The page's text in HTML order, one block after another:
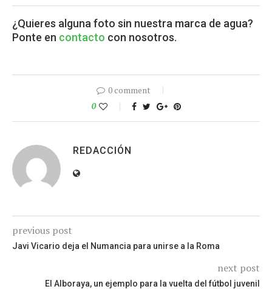
¿Quieres alguna foto sin nuestra marca de agua?
Ponte en contacto con nosotros.
0 comment
0
REDACCIÓN
previous post
Javi Vicario deja el Numancia para unirse a la Roma
next post
El Alboraya, un ejemplo para la vuelta del fútbol juvenil